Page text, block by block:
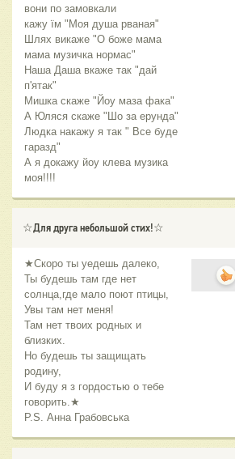
вони по замовкали
кажу їм "Моя душа рваная"
Шлях викаже "О боже мама
мама музичка нормас"
Наша Даша вкаже так "дай
п'ятак"
Мишка скаже "Йоу маза фака"
А Юляся скаже "Шо за ерунда"
Людка накажу я так " Все буде
гаразд"
А я докажу йоу клева музика
моя!!!!
☆Для друга небольшой стих!☆
★Скоро ты уедешь далеко,
Ты будешь там где нет
солнца,где мало поют птицы,
Увы там нет меня!
Там нет твоих родных и
близких.
Но будешь ты защищать
родину,
И буду я з гордостью о тебе
говорить.★
P.S. Анна Грабовська